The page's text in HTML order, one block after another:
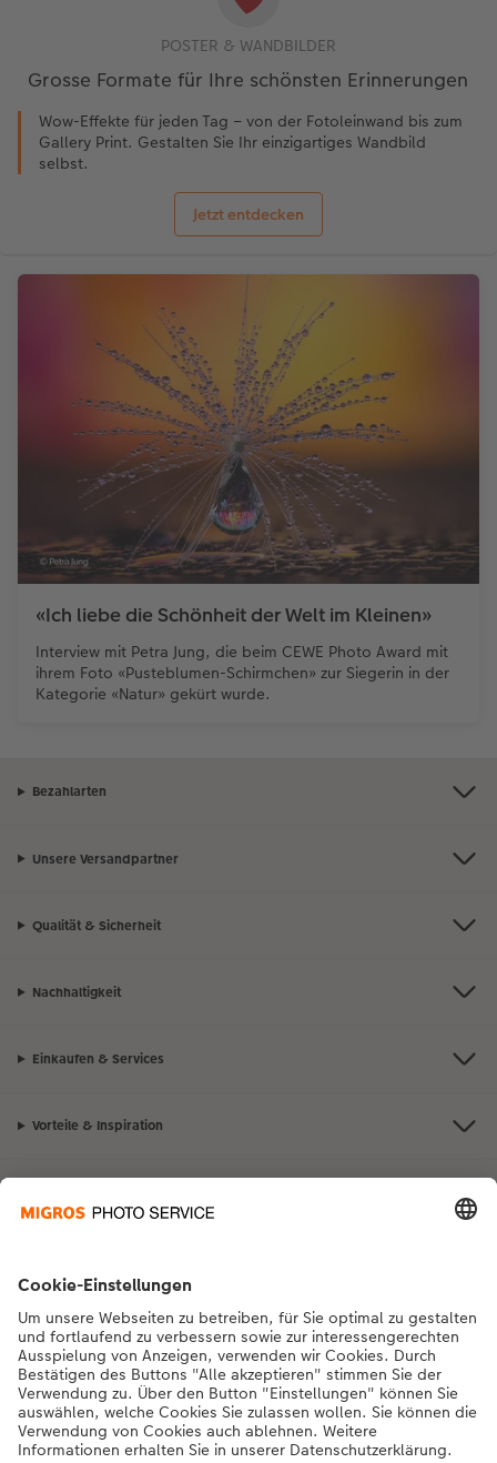
POSTER & WANDBILDER
Grosse Formate für Ihre schönsten Erinnerungen
Wow-Effekte für jeden Tag – von der Fotoleinwand bis zum
Gallery Print. Gestalten Sie Ihr einzigartiges Wandbild
selbst.
Jetzt entdecken
«Ich liebe die Schönheit der Welt im Kleinen»
Interview mit Petra Jung, die beim CEWE Photo Award mit
ihrem Foto «Pusteblumen-Schirmchen» zur Siegerin in der
Kategorie «Natur» gekürt wurde.
Bezahlarten
Unsere Versandpartner
Qualität & Sicherheit
Nachhaltigkeit
Einkaufen & Services
Vorteile & Inspiration
Bei Fragen zu Produkten oder der Bestellung können Sie uns gerne von
Montag bis Samstag von 8:00 – 20:00 Uhr und Sonntag von 10:00 –
20:00 Uhr (gesetzliche Feiertage ausgenommen) unter der
Telefonnummer043 5500 564kontaktieren.
DE| FR|IT